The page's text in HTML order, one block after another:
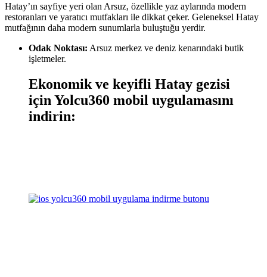
Hatay’ın sayfiye yeri olan Arsuz, özellikle yaz aylarında modern
restoranları ve yaratıcı mutfakları ile dikkat çeker. Geleneksel Hatay
mutfağının daha modern sunumlarla buluştuğu yerdir.
Odak Noktası: Arsuz merkez ve deniz kenarındaki butik
işletmeler.
Ekonomik ve keyifli Hatay gezisi
için Yolcu360 mobil uygulamasını
indirin: